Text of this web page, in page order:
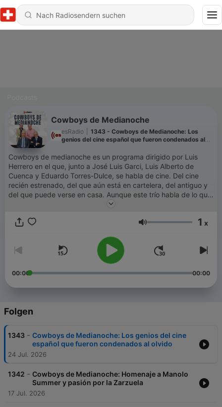
Cowboys de Medianoche
esRadio
1343 - Cowboys de Medianoche: Los
genios del cine español que fueron condenados al
Cowboys de medianoche es un programa dirigido por Luis
Herrero en el que, junto a José Luis Garci, Luis Alberto de
Cuenca y Eduardo Torres-Dulce, se habla de cine. Del cine
recién estrenado, del que aún está en cartelera, del antiguo y
del que puede verse en casa. Aunque este trío habla de lo que
le da la real gana, porque su debate puede derivar en una
Lautstärke 1 x
00:00 00:00
Folgen
1343 - Cowboys de Medianoche: Los genios del cine
español que fueron condenados al olvido
24 Jul. 2026
1342 - Cowboys de Medianoche: Homenaje a Manolo
Summer y pasión por la Zarzuela
17 Jul. 2026